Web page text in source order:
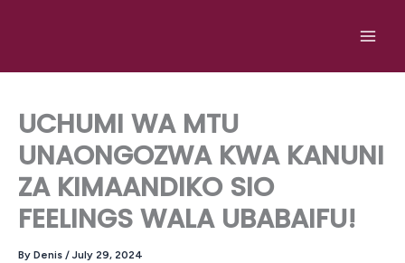
UCHUMI WA MTU
UNAONGOZWA KWA KANUNI
ZA KIMAANDIKO SIO
FEELINGS WALA UBABAIFU!
By Denis /July 29, 2024